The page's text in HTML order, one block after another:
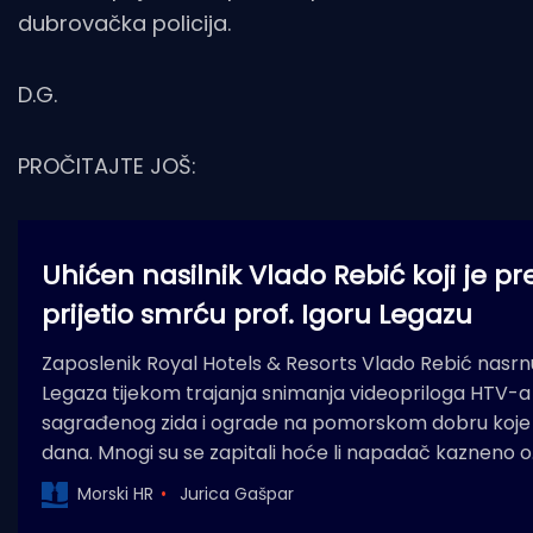
dubrovačka policija.
D.G.
PROČITAJTE JOŠ:
Uhićen nasilnik Vlado Rebić koji je
prijetio smrću prof. Igoru Legazu
Zaposlenik Royal Hotels & Resorts Vlado Rebić
Legaza tijekom trajanja snimanja videopriloga HTV-
sagrađenog zida i ograde na pomorskom dobru
dana. Mnogi su se zapitali hoće li napadač kazneno
Morski HR Jurica Gašpar